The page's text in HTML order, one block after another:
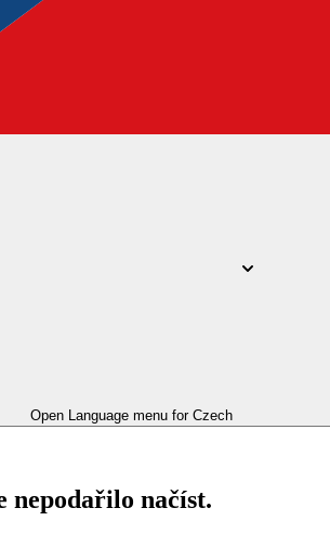
Open Language menu for Czech
nepodařilo načíst.